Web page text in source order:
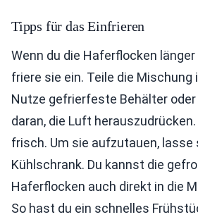
Tipps für das Einfrieren
Wenn du die Haferflocken
friere sie ein. Teile die Mischung
Nutze gefrierfeste Behälter oder
daran, die Luft
frisch. Um sie aufzutauen, lasse
Kühlschrank. Du kannst die
Haferflocken auch direkt in die
So hast du ein schnelles